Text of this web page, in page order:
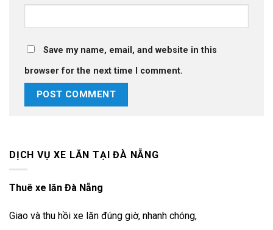
Save my name, email, and website in this
browser for the next time I comment.
DỊCH VỤ XE LĂN TẠI ĐÀ NẴNG
Thuê xe lăn Đà Nẵng
Giao và thu hồi xe lăn đúng giờ, nhanh chóng,